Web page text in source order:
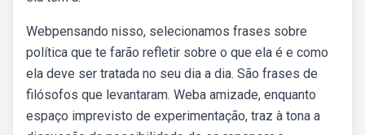
Webpensando nisso, selecionamos frases sobre
política que te farão refletir sobre o que ela é e como
ela deve ser tratada no seu dia a dia. São frases de
filósofos que levantaram. Weba amizade, enquanto
espaço imprevisto de experimentação, traz à tona a